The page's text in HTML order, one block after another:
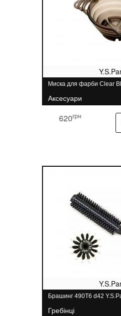
Миска для фарби Clear
Аксесуари
620грн
Брашинг 490T6 d42
Гребінці